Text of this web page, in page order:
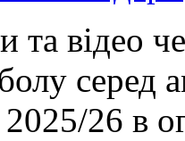
та відео
серед
26 в